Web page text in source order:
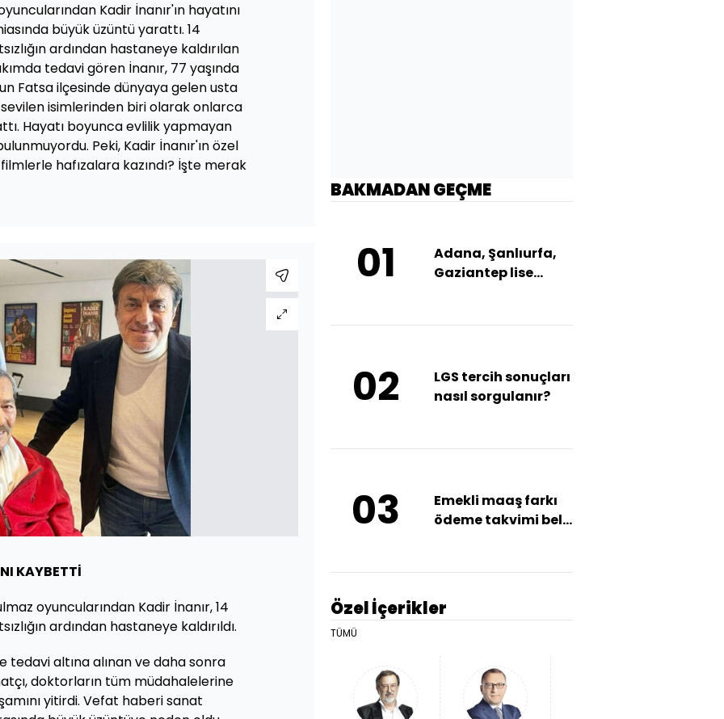
Kadir İnanır'ın hayatını
büyük üzüntü yarattı. 14
ardından hastaneye kaldırılan
tedavi gören İnanır, 77 yaşında
Fatsa ilçesinde dünyaya gelen usta
sevilen isimlerinden biri olarak onlarca
Hayatı boyunca evlilik yapmayan
Peki, Kadir İnanır'ın özel
hafızalara kazındı? İşte merak
KAYBETTİ
oyuncularından Kadir İnanır, 14
ardından hastaneye kaldırıldı.
tedavi altına alınan ve daha sonra
doktorların tüm müdahalelerine
yitirdi. Vefat haberi sanat
Özel İçerikler
TÜMÜ
BAKMADAN GEÇME
01
Adana, Şanlıurfa,
Gaziantep lise
02
LGS tercih sonuçları
nasıl sorgulanır?
03
Emekli maaş farkı
ödeme takvimi belli